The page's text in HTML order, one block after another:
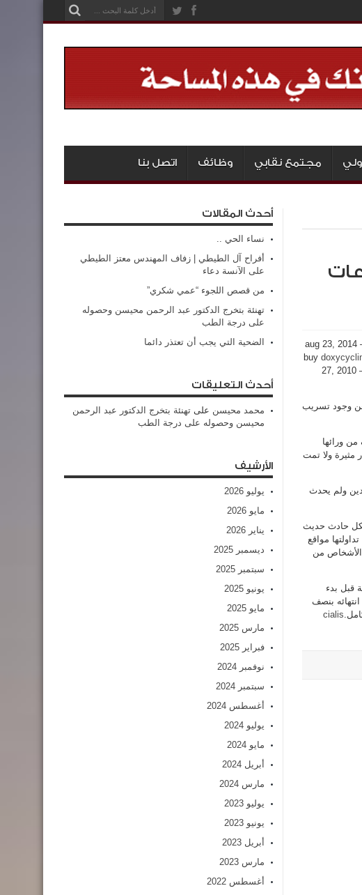
مجتمع نقابي وظائف اتصل بنا
aug 23, 2014
buy
27, 2010
وجود تسريب
ورائها
مثيرة ولا تمت
ولم يحدث
حادث حديث
مواقع
الأشخاص من
قبل بدء
بنصف
cialis
أحدث المقالات
نساء الحي ..
أفراح آل الطيطي | زفاف المهندس معتز الطيطي
على الآنسة دعاء
من قصص اللجوء “عمي شكري”
تهنئة بتخرج الدكتور عبد الرحمن محيسن وحصوله
على درجة الطب
الضحية التي يجب أن تعتذر دائما
أحدث التعليقات
محمد محيسن على تهنئة بتخرج الدكتور عبد الرحمن
محيسن وحصوله على درجة الطب
الأرشيف
يوليو 2026
مايو 2026
يناير 2026
ديسمبر 2025
سبتمبر 2025
يونيو 2025
مايو 2025
مارس 2025
فبراير 2025
نوفمبر 2024
سبتمبر 2024
أغسطس 2024
يوليو 2024
مايو 2024
أبريل 2024
مارس 2024
يوليو 2023
يونيو 2023
أبريل 2023
مارس 2023
أغسطس 2022